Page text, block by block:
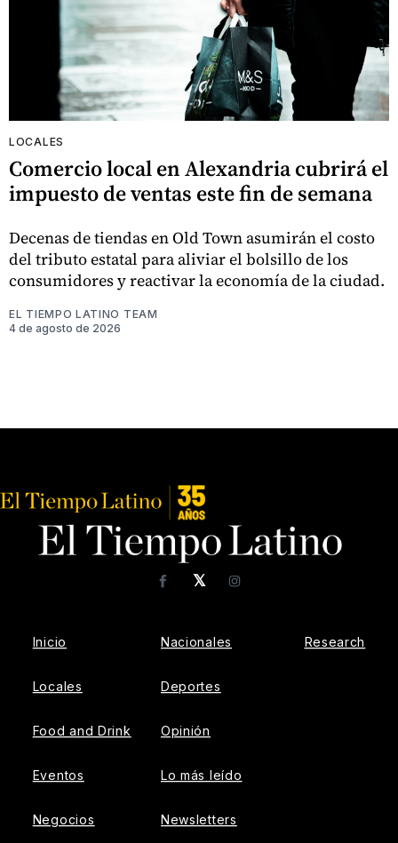
LOCALES
Comercio local en Alexandria cubrirá el
impuesto de ventas este fin de semana
Decenas de tiendas en Old Town asumirán el costo
del tributo estatal para aliviar el bolsillo de los
consumidores y reactivar la economía de la ciudad.
EL TIEMPO LATINO TEAM
4 de agosto de 2026
𝕏
FacebookInstagram
Inicio
Locales
Food and Drink
Eventos
Negocios
Nacionales
Deportes
Opinión
Lo más leído
Newsletters
Research